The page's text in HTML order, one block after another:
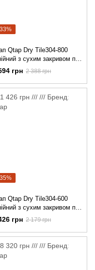
Qtap Dry Tile304-800
з сухим закривом під
800 мм
грн 2 388 грн
Qtap Dry Tile304-600
з сухим закривом під
600 мм
грн 2 179 грн